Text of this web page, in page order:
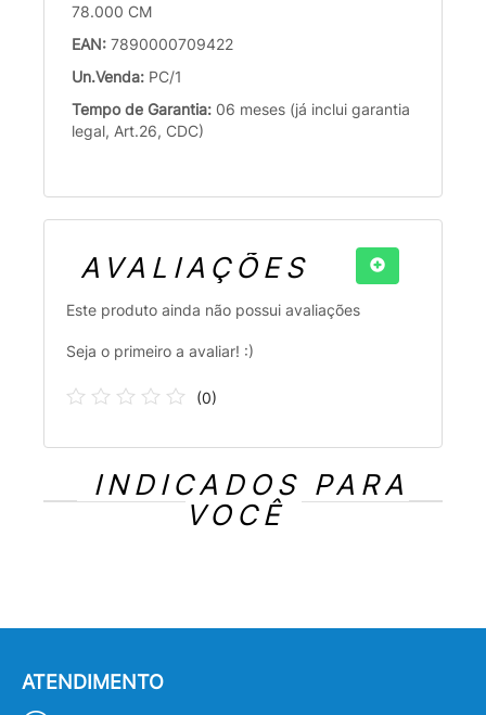
78.000 CM
EAN: 7890000709422
Un.Venda: PC/1
Tempo de Garantia: 06 meses (já inclui garantia
legal, Art.26, CDC)
AVALIAÇÕES
Este produto ainda não possui avaliações
Seja o primeiro a avaliar! :)
(0)
INDICADOS PARA
VOCÊ
ATENDIMENTO